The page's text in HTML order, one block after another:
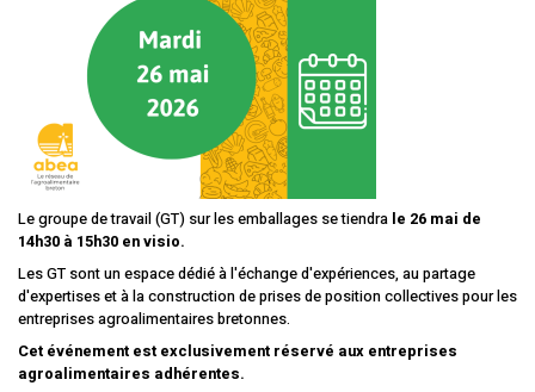
Le groupe de travail (GT) sur les emballages se tiendra le 26 mai de
14h30 à 15h30 en visio.
Les GT sont un espace dédié à l'échange d'expériences, au partage
d'expertises et à la construction de prises de position collectives pour les
entreprises agroalimentaires bretonnes.
Cet événement est exclusivement réservé aux entreprises
agroalimentaires adhérentes.